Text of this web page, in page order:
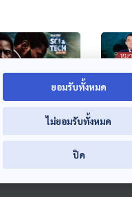
& Tech Movie |
หมาย
00:00:00
ยอมรับทั้งหมด
ไม่ยอมรับทั้งหมด
ปิด